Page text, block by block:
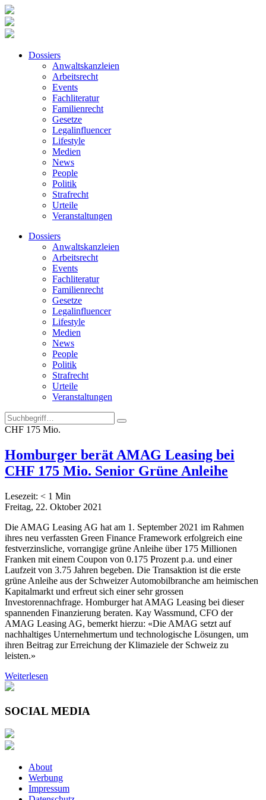
Dossiers
Anwaltskanzleien
Arbeitsrecht
Events
Fachliteratur
Familienrecht
Gesetze
Legalinfluencer
Lifestyle
Medien
News
People
Politik
Strafrecht
Urteile
Veranstaltungen
Dossiers
Anwaltskanzleien
Arbeitsrecht
Events
Fachliteratur
Familienrecht
Gesetze
Legalinfluencer
Lifestyle
Medien
News
People
Politik
Strafrecht
Urteile
Veranstaltungen
CHF 175 Mio.
Homburger berät AMAG Leasing bei
CHF 175 Mio. Senior Grüne Anleihe
Lesezeit: < 1 Min
Freitag, 22. Oktober 2021
Die AMAG Leasing AG hat am 1. September 2021 im Rahmen
ihres neu verfassten Green Finance Framework erfolgreich eine
festverzinsliche, vorrangige grüne Anleihe über 175 Millionen
Franken mit einem Coupon von 0.175 Prozent p.a. und einer
Laufzeit von 3.75 Jahren begeben. Die Transaktion ist die erste
grüne Anleihe aus der Schweizer Automobilbranche am heimischen
Kapitalmarkt und erfreut sich einer sehr grossen
Investorennachfrage. Homburger hat AMAG Leasing bei dieser
spannenden Finanzierung beraten. Kay Wassmund, CFO der
AMAG Leasing AG, bemerkt hierzu: «Die AMAG setzt auf
nachhaltiges Unternehmertum und technologische Lösungen, um
ihren Beitrag zur Erreichung der Klimaziele der Schweiz zu
leisten.»
Weiterlesen
SOCIAL MEDIA
About
Werbung
Impressum